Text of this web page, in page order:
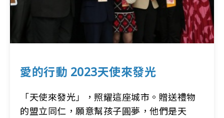
愛的行動 2023天使來發光
「天使來發光」，照耀這座城市。贈送禮物
的盟立同仁，願意幫孩子圓夢，他們是天